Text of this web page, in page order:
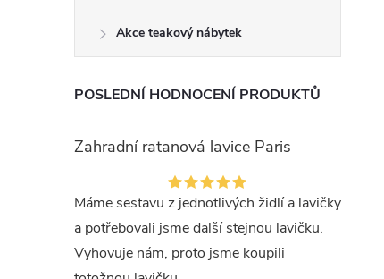
Akce teakový nábytek
POSLEDNÍ HODNOCENÍ PRODUKTŮ
Zahradní ratanová lavice Paris
Máme sestavu z jednotlivých židlí a lavičky
a potřebovali jsme další stejnou lavičku.
Vyhovuje nám, proto jsme koupili